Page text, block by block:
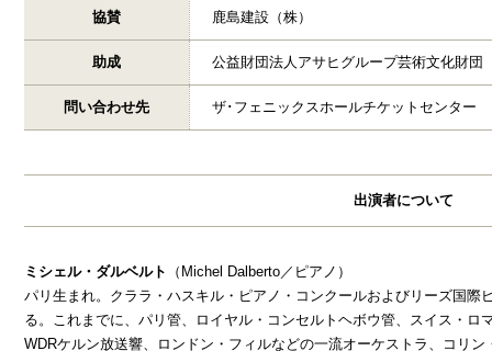
協賛 鹿島建設（株）
助成 公益財団法人アサヒグループ芸術文化財団
問い合わせ先 ザ･フェニックスホールチケットセンター
出演者について
ミシェル・ダルベルト
（Michel Dalberto／ピアノ）
パリ生まれ。クララ・ハスキル・ピアノ・コンクールおよびリーズ国際
る。これまでに、パリ管、ロイヤル・コンセルトヘボウ管、スイス・ロ
WDRケルン放送響、ロンドン・フィルなどの一流オーケストラ、コリ